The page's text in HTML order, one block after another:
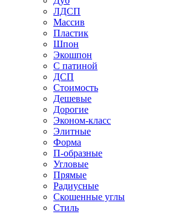
ЛДСП
Массив
Пластик
Шпон
Экошпон
С патиной
ДСП
Стоимость
Дешевые
Дорогие
Эконом-класс
Элитные
Форма
П-образные
Угловые
Прямые
Радиусные
Скошенные углы
Стиль